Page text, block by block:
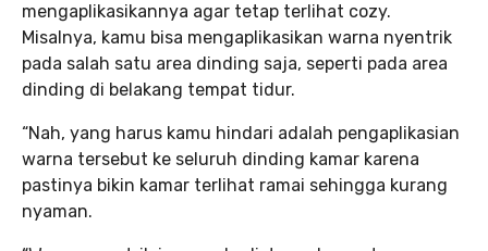
mengaplikasikannya agar tetap terlihat cozy.
Misalnya, kamu bisa mengaplikasikan warna nyentrik
pada salah satu area dinding saja, seperti pada area
dinding di belakang tempat tidur.
“Nah, yang harus kamu hindari adalah pengaplikasian
warna tersebut ke seluruh dinding kamar karena
pastinya bikin kamar terlihat ramai sehingga kurang
nyaman.